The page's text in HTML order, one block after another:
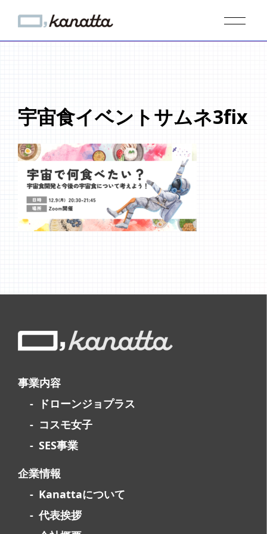
宇宙食イベントサムネ3fix
事業内容
ドローンジョプラス
コスモ女子
SES事業
企業情報
Kanattaについて
代表挨拶